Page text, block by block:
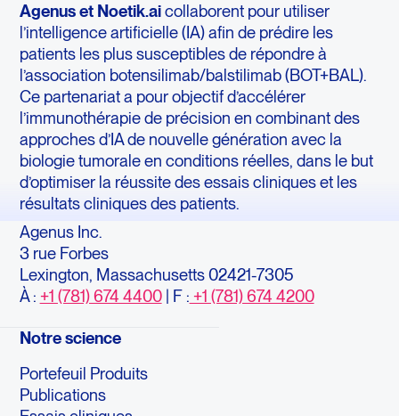
Agenus et Noetik.aicollaborent pour utiliser
l’intelligence artificielle (IA) afin de prédire les
patients les plus susceptibles de répondre à
l’association botensilimab/balstilimab (BOT+BAL).
Ce partenariat a pour objectif d’accélérer
l’immunothérapie de précision en combinant des
approches d’IA de nouvelle génération avec la
biologie tumorale en conditions réelles, dans le but
d’optimiser la réussite des essais cliniques et les
résultats cliniques des patients.
Agenus Inc.
3 rue Forbes
Lexington, Massachusetts 02421-7305
À : +1 (781) 674 4400| F : +1 (781) 674 4200
Notre science
Portefeuil Produits
Publications